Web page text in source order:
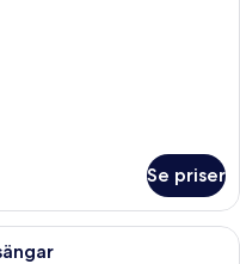
Se priser
hotellrum med en säng, två